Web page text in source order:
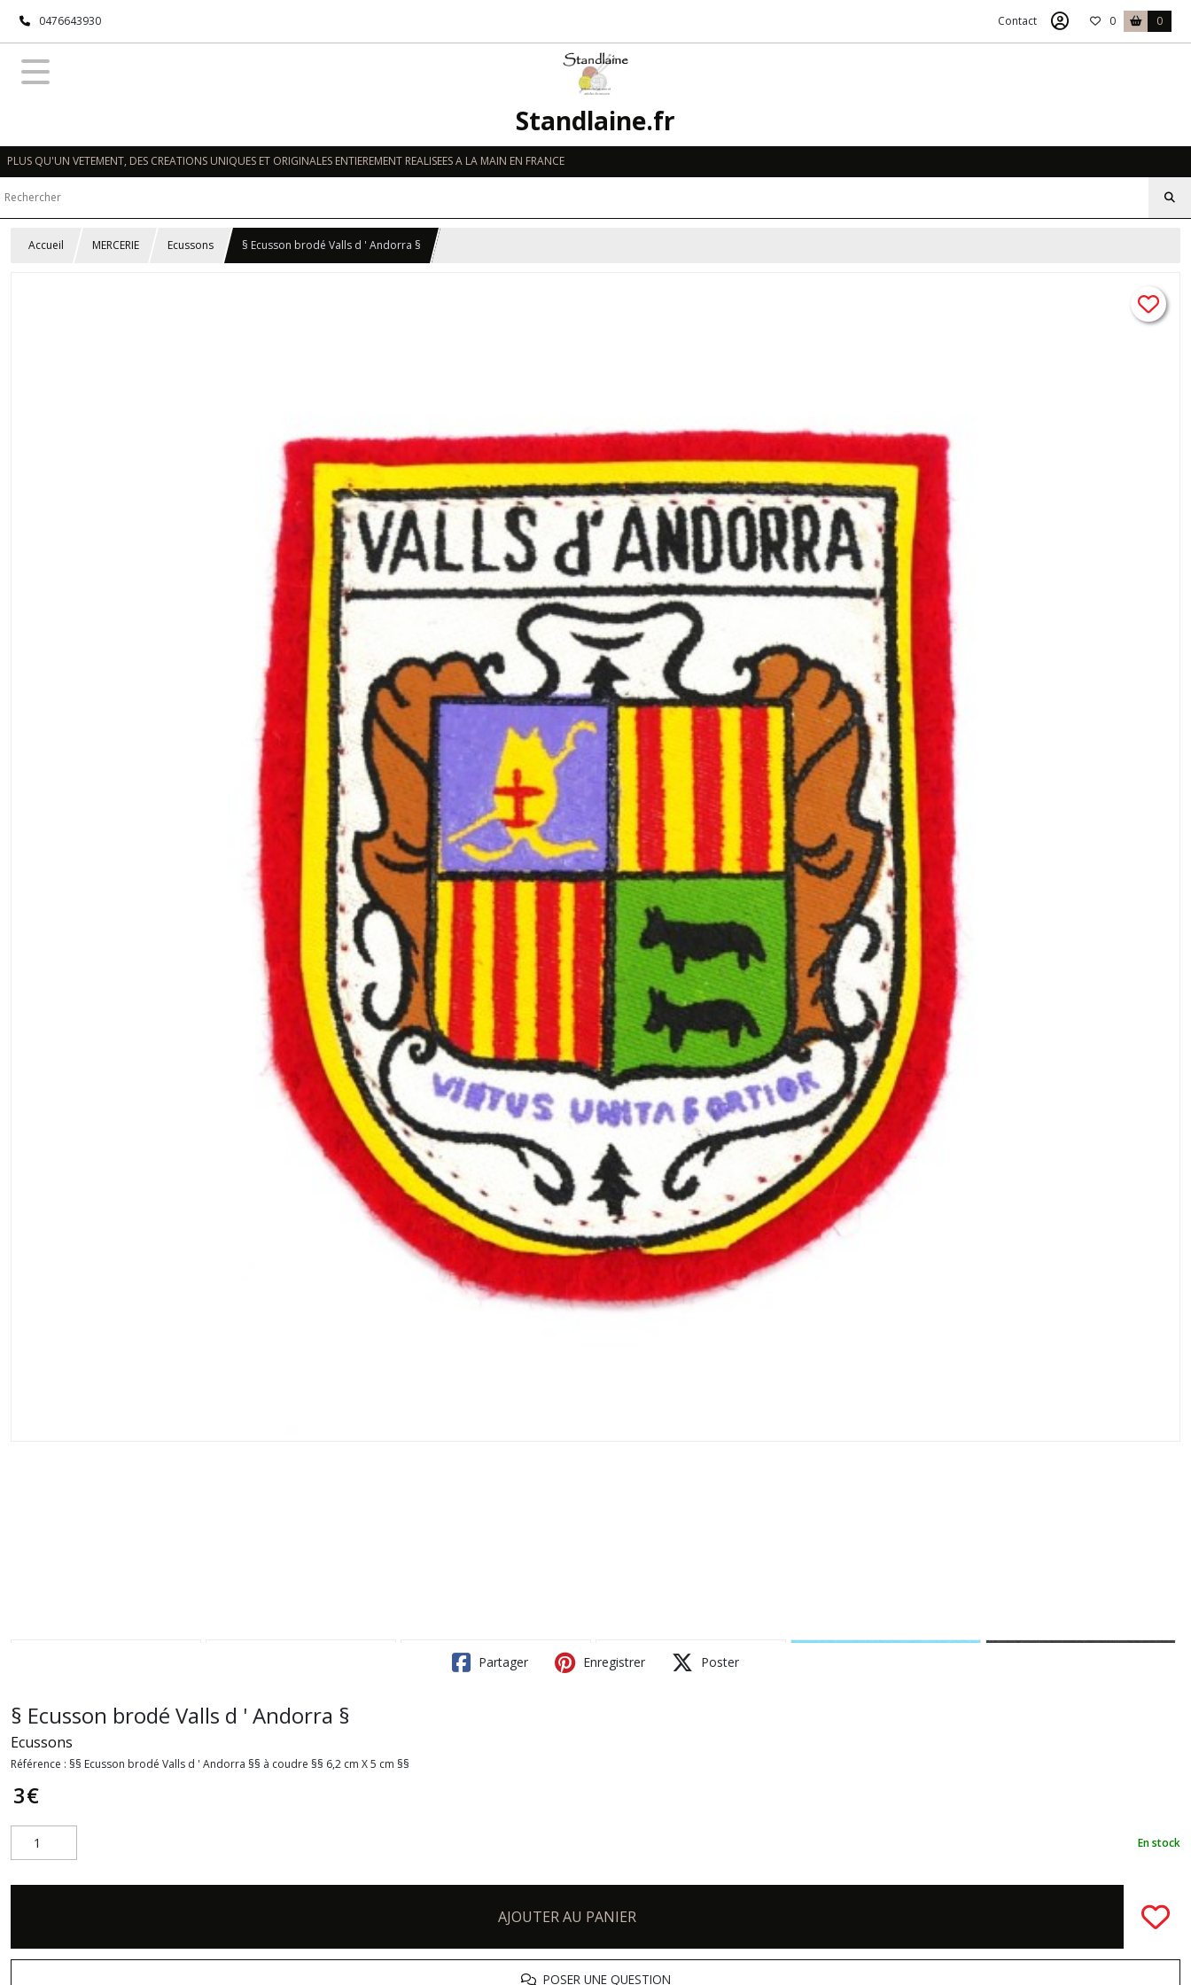
0476643930 Contact 0 0
Standlaine.fr
PLUS QU'UN VETEMENT, DES CREATIONS UNIQUES ET ORIGINALES ENTIEREMENT REALISEES A LA MAIN EN FRANCE
Accueil MERCERIE Ecussons § Ecusson brodé Valls d ' Andorra §
Partager Enregistrer Poster
§ Ecusson brodé Valls d ' Andorra §
Ecussons
Référence : §§ Ecusson brodé Valls d ' Andorra §§ à coudre §§ 6,2 cm X 5 cm §§
3€
En stock
AJOUTER AU PANIER
POSER UNE QUESTION